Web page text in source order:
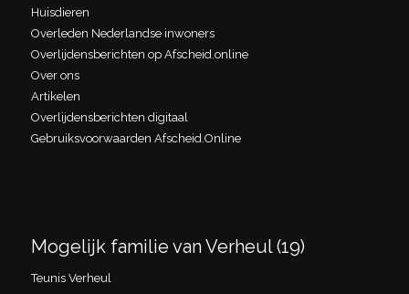
Huisdieren
Overleden Nederlandse inwoners
Overlijdensberichten op Afscheid.online
Over ons
Artikelen
Overlijdensberichten digitaal
Gebruiksvoorwaarden Afscheid.Online
Mogelijk familie van Verheul (19)
Teunis Verheul